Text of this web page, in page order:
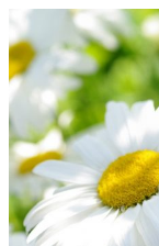
Перейти
к
содержимому